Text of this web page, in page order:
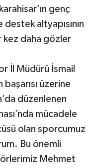
genç
altyapısının
kez daha gözler
İl Müdürü İsmail
başarısı üzerine
düzenlenen
mücadele
olan sporcumuz
Bu önemli
Mehmet